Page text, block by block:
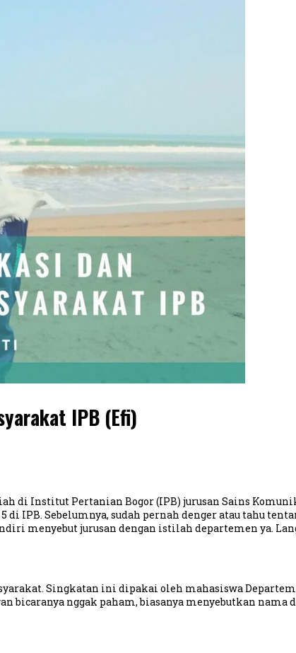
IPB (Efi)
di Institut Pertanian Bogor (IPB) jurusan Sains
di IPB. Sebelumnya, sudah pernah denger atau tahu
menyebut jurusan dengan istilah departemen ya.
Singkatan ini dipakai oleh mahasiswa
bicaranya nggak paham, biasanya menyebutkan nama